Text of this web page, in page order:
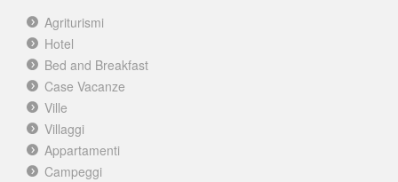
Agriturismi
Hotel
Bed and Breakfast
Case Vacanze
Ville
Villaggi
Appartamenti
Campeggi